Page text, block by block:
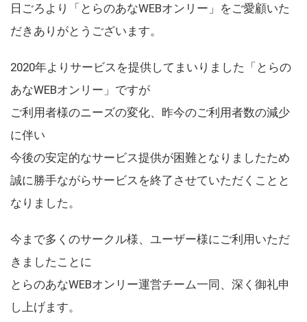
日ごろより「とらのあなWEBオンリー」をご愛顧いた
だきありがとうございます。
2020年よりサービスを提供してまいりました「とらの
あなWEBオンリー」ですが
ご利用者様のニーズの変化、昨今のご利用者数の減少
に伴い
今後の安定的なサービス提供が困難となりましたため
誠に勝手ながらサービスを終了させていただくことと
なりました。
今まで多くのサークル様、ユーザー様にご利用いただ
きましたことに
とらのあなWEBオンリー運営チーム一同、深く御礼申
し上げます。